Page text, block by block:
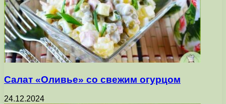
Салат «Оливье» со свежим огурцом
24.12.2024